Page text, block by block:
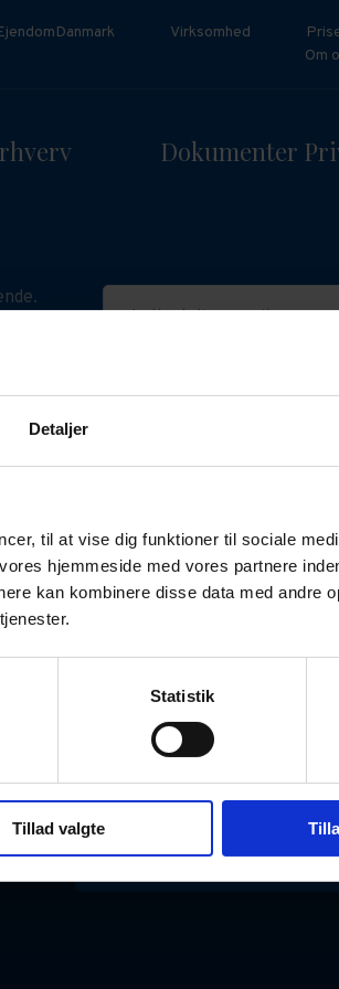
Detaljer
til at vise dig funktioner til sociale
hjemmeside med vores partnere
kan kombinere disse data med andre
Statistik
Tillad valgte
Virksomhed
Om
Dokumenter
Har du brug
Ring på+45 45 33 18 30
Skriv til